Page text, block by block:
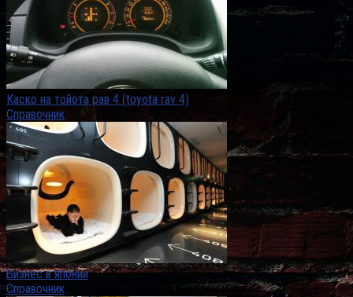
Каско на тойота рав 4 (toyota rav 4)
Справочник
Бизнес в японии
Справочник